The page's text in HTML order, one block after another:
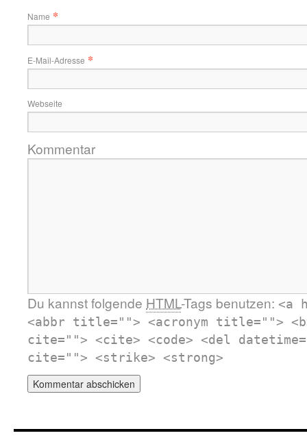
Name *
E-Mail-Adresse *
Webseite
Kommentar
Du kannst folgende HTML-Tags benutzen: <a
<abbr title=""> <acronym title="">
cite=""> <cite> <code> <del
cite=""> <strike> <strong>